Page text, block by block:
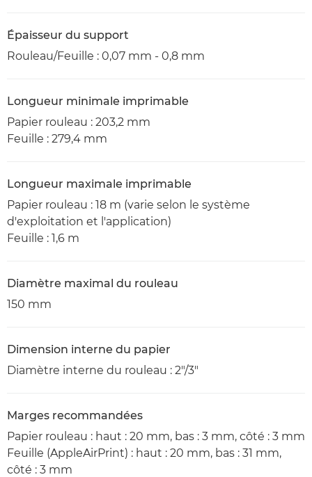
Épaisseur du support
Rouleau/Feuille : 0,07 mm - 0,8 mm
Longueur minimale imprimable
Papier rouleau : 203,2 mm
Feuille : 279,4 mm
Longueur maximale imprimable
Papier rouleau : 18 m (varie selon le système
d'exploitation et l'application)
Feuille : 1,6 m
Diamètre maximal du rouleau
150 mm
Dimension interne du papier
Diamètre interne du rouleau : 2"/3"
Marges recommandées
Papier rouleau : haut : 20 mm, bas : 3 mm, côté : 3 mm
Feuille (AppleAirPrint) : haut : 20 mm, bas : 31 mm,
côté : 3 mm